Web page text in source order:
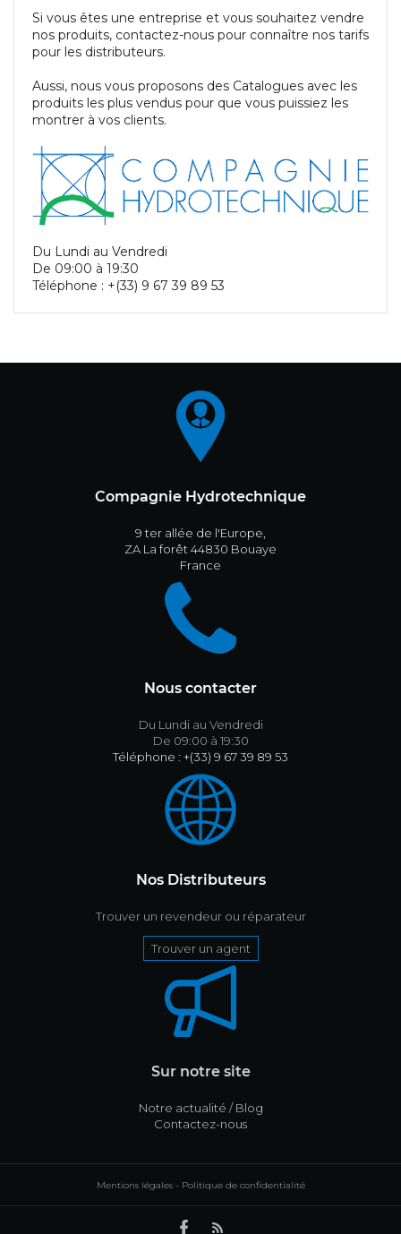
Si vous êtes une entreprise et vous souhaitez vendre
nos produits, contactez-nous pour connaître nos tarifs
pour les distributeurs.
Aussi, nous vous proposons des Catalogues avec les
produits les plus vendus pour que vous puissiez les
montrer à vos clients.
Du Lundi au Vendredi
De 09:00 à 19:30
Téléphone : +(33) 9 67 39 89 53
Compagnie Hydrotechnique
9 ter allée de l'Europe,
ZA La forêt 44830 Bouaye
France
Nous contacter
Du Lundi au Vendredi
De 09:00 à 19:30
Téléphone : +(33) 9 67 39 89 53
Nos Distributeurs
Trouver un revendeur ou réparateur
Trouver un agent
Sur notre site
Notre actualité / Blog
Contactez-nous
Mentions légales- Politique de confidentialité